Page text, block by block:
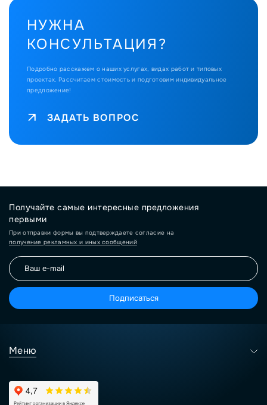
НУЖНА
КОНСУЛЬТАЦИЯ?
Подробно расскажем о наших услугах, видах работ и типовых
проектах. Рассчитаем стоимость и подготовим индивидуальное
предложение!
ЗАДАТЬ ВОПРОС
Получайте самые интересные предложения
первыми
При отправки формы вы подтверждаете согласие на
получение рекламных и иных сообщений
Подписаться
Меню